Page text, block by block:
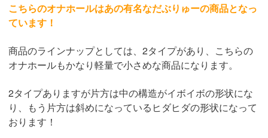
こちらのオナホールはあの有名なだぶりゅーの商品となっ
ています！
商品のラインナップとしては、2タイプがあり、こちらの
オナホールもかなり軽量で小さめな商品になります。
2タイプありますが片方は中の構造がイボイボの形状にな
り、もう片方は斜めになっているヒダヒダの形状になって
おります！